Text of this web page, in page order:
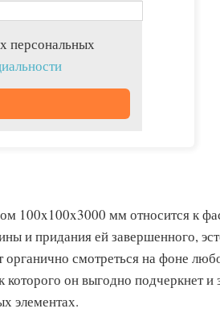
персональных
100x100x3000 мм относится к
и придания ей завершенного,
смотреться на фоне
он выгодно подчеркнет
элементах.